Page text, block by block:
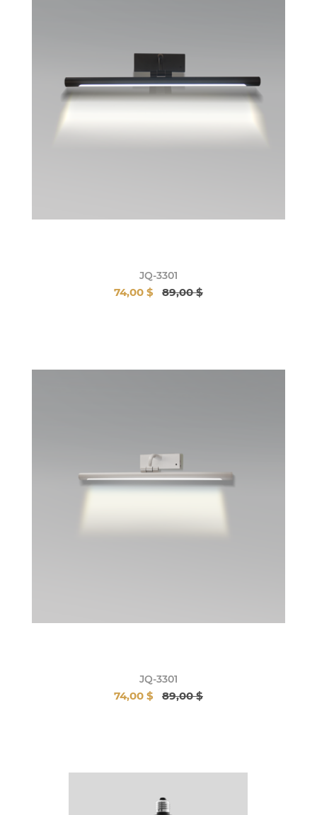
JQ-3301
74,00 $ 89,00 $
JQ-3301
74,00 $ 89,00 $